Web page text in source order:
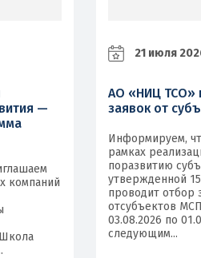
—
компаний
21 июля
АО «НИЦ ТСО»
заявок от
Информируем,
рамках
поразвитию
утвержденной
проводит отбор
отсубъектов
03.08.2026 по
следующим...